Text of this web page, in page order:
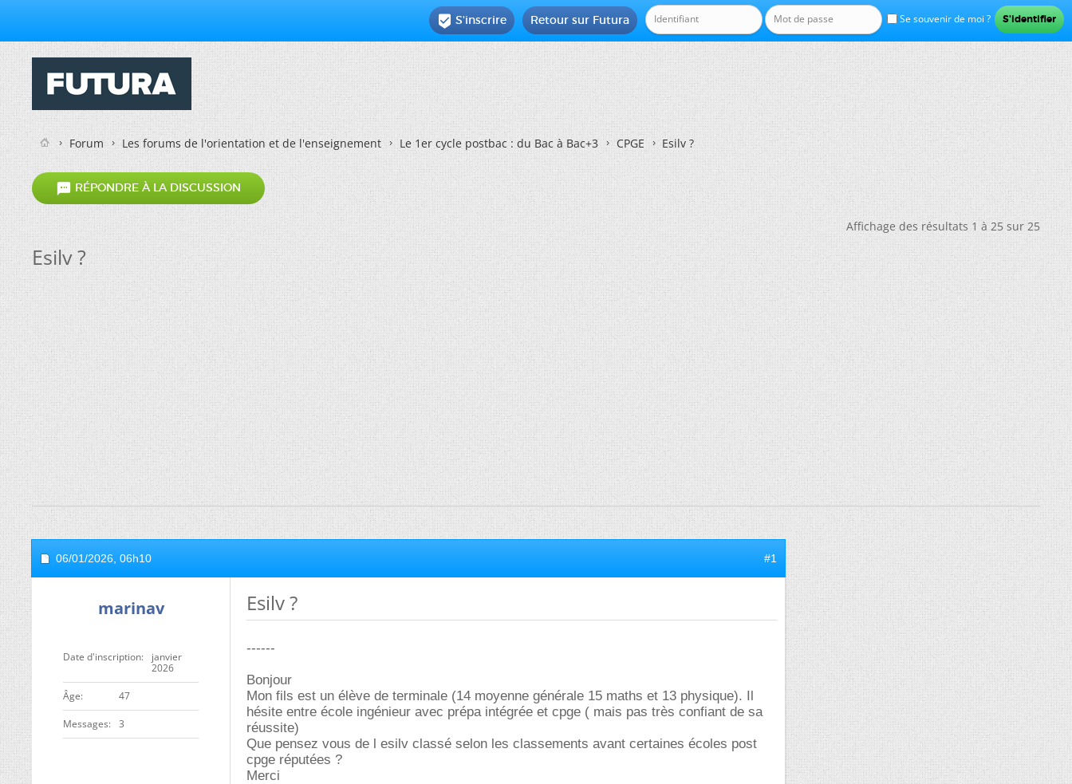
Se souvenir de moi ?
Retour sur Futura
 S'inscrire
Forum Les forums de l'orientation et de l'enseignement Le 1er cycle postbac : du Bac à Bac+3 CPGE Esilv ?
 RÉPONDRE À LA DISCUSSION
Affichage des résultats 1 à 25 sur 25
Esilv ?
06/01/2026, 06h10 #1
marinav
Date d'inscription
janvier
2026
ge 47
Messages 3
Esilv ?
------
Bonjour
Mon fils est un élève de terminale (14 moyenne générale 15 maths et 13 physique). Il
hésite entre école ingénieur avec prépa intégrée et cpge ( mais pas très confiant de sa
réussite)
Que pensez vous de l esilv classé selon les classements avant certaines écoles post
cpge réputées ?
Merci